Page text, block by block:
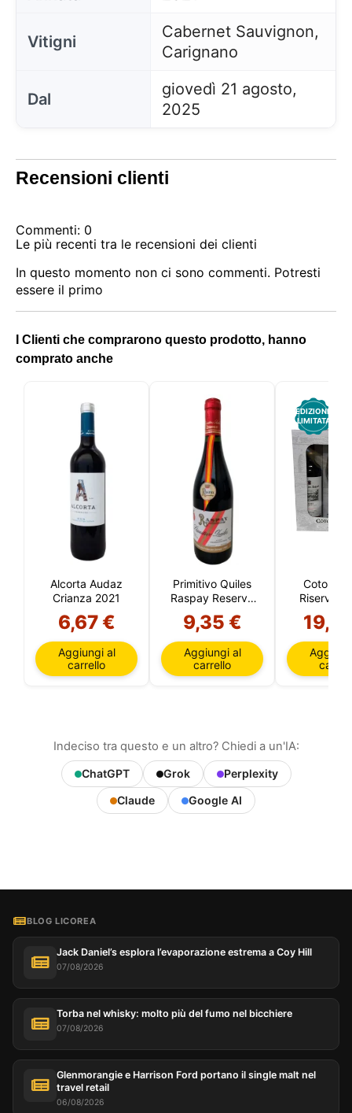
Vitigni
Cabernet Sauvignon,
Carignano
Dal
giovedì 21 agosto,
2025
Recensioni clienti
Commenti: 0
Le più recenti tra le recensioni dei clienti
In questo momento non ci sono commenti. Potresti
essere il primo
I Clienti che comprarono questo prodotto, hanno
comprato anche
Alcorta Audaz
Crianza 2021
6,67 €
Aggiungi al
carrello
Primitivo Quiles
Raspay Reserva
2019
9,35 €
Aggiungi al
carrello
EDIZIONE
LIMITATA
Coto de
Riserva
Bottiglie e
Indeciso tra questo e un altro? Chiedi a un'IA:
ChatGPT Grok
Perplexity
Claude
Google AI
BLOG LICOREA
Jack Daniel’s esplora l’evaporazione estrema a Coy Hill
07/08/2026
Torba nel whisky: molto più del fumo nel bicchiere
07/08/2026
Glenmorangie e Harrison Ford portano il single malt nel
travel retail
06/08/2026